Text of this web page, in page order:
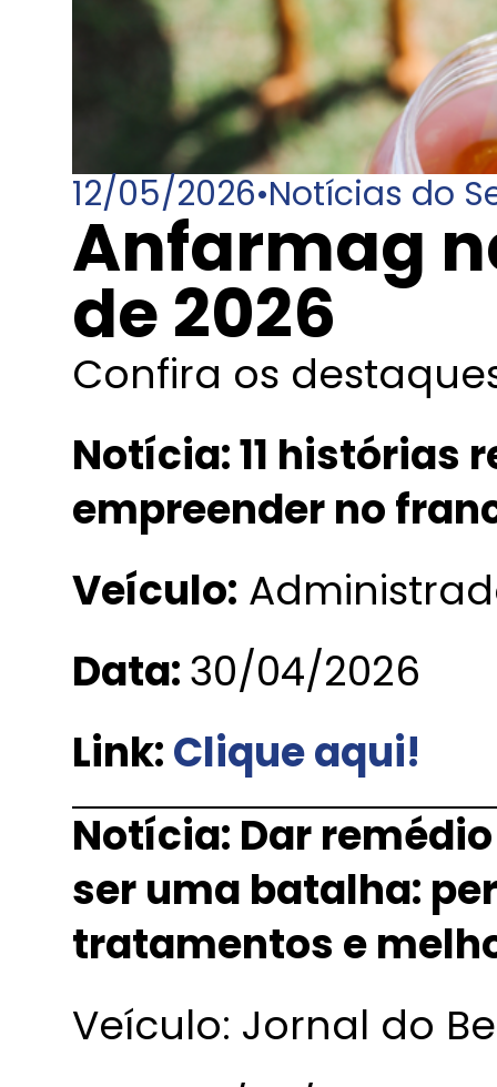
12/05/2026•Notícias do
Anfarmag
de 2026
Confira os
Notícia: 11 histórias
empreender no
Veículo:
Data:30/04/2026
Link:Clique aqui!
Notícia: Dar
ser uma batalha:
tratamentos e
Veículo: Jornal do